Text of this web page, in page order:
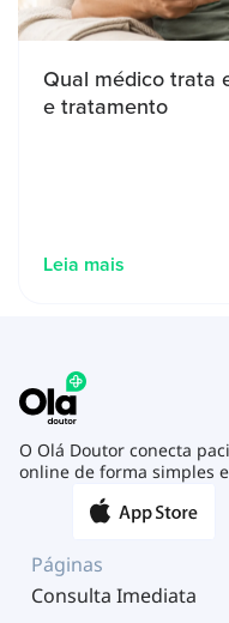
Qual médico trata
e tratamento
Leia mais
O Olá Doutor conecta
online de forma simples
Páginas
Consulta Imediata